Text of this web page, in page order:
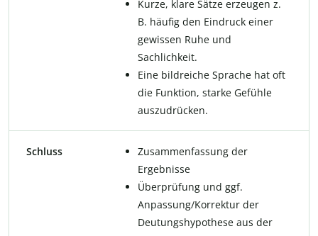
Kurze, klare Sätze erzeugen z.
B. häufig den Eindruck einer
gewissen Ruhe und
Sachlichkeit.
Eine bildreiche Sprache hat oft
die Funktion, starke Gefühle
auszudrücken.
Schluss
Zusammenfassung der
Ergebnisse
Überprüfung und ggf.
Anpassung/Korrektur der
Deutungshypothese aus der